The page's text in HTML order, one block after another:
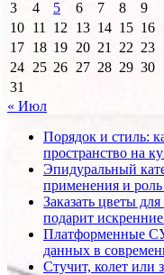
3
4 5 6 7 8
9
10 11 12 13 14 15 16
17 18 19 20 21 22 23
24 25 26 27 28 29 30
31
« Июл
Порядок и стиль:
пространство на
Эпидуральный
применения и роль
Заказать цветы
подарит
Платформенные
данных в
Стучит, колет или